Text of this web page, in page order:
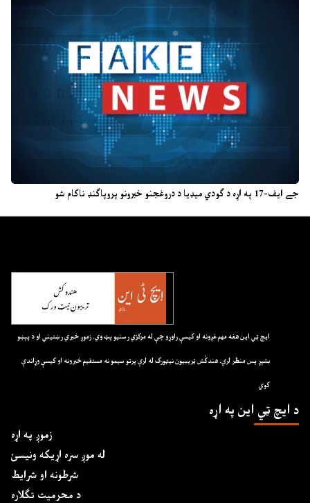
جے ایف-17 په اړه د ګودي میډیا د دروغجنو خبرونو پروپاګنډ ناکام شو
ايچ ټي اين هغه مهم غږونه او کيسې راوړو چې له مرکزي رسنيو پټ وي. زموږ خبري رښتيني او د پېښو
بشپړ پس منظر لري. هندکُش ټريبيون نيټورک له لرې پرتو سيمو نه مستقيم خبرونه او کيسې وړاندې
کوي
د ايچ ټي اين په اړه
زموږ په اړه
له موږ سره اړیکه ونیسئ
شرطونه او شرایط
د محرمیت تګلاره